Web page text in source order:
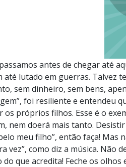
antes de chegar até
lutado em guerras. Talvez
sem dinheiro, sem bens,
foi resiliente e entendeu
próprios filhos. Esse é o
nem doerá mais tanto.
meu filho”, então faça!
vez”, como diz a música.
que acredita! Feche os